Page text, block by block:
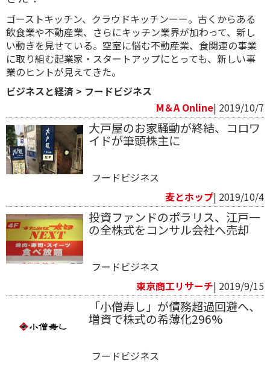
ゴーストキッチン、クラウドキッチンーー。古くからある
飲食業や不動産業、さらにキッチン業界が加わって、新し
い動きを見せている。空室に悩む不動産業、食関連の事業
に取り組む起業家・スタートアップにとっても、新しい事
業のヒントが見えてきた。
ビジネスと経済 > フードビジネス
M＆A Online| 2019/10/7
大戸屋のお家騒動が終結、コロワ
イドが筆頭株主に
フードビジネス
麦とホップ| 2019/10/4
投資ファンドのポラリス、江戸一
の全株式をコンサル会社へ売却
フードビジネス
東京商工リサーチ| 2019/9/15
「小僧寿し」が債務超過回避へ、
増資で株式の希薄化296%
フードビジネス